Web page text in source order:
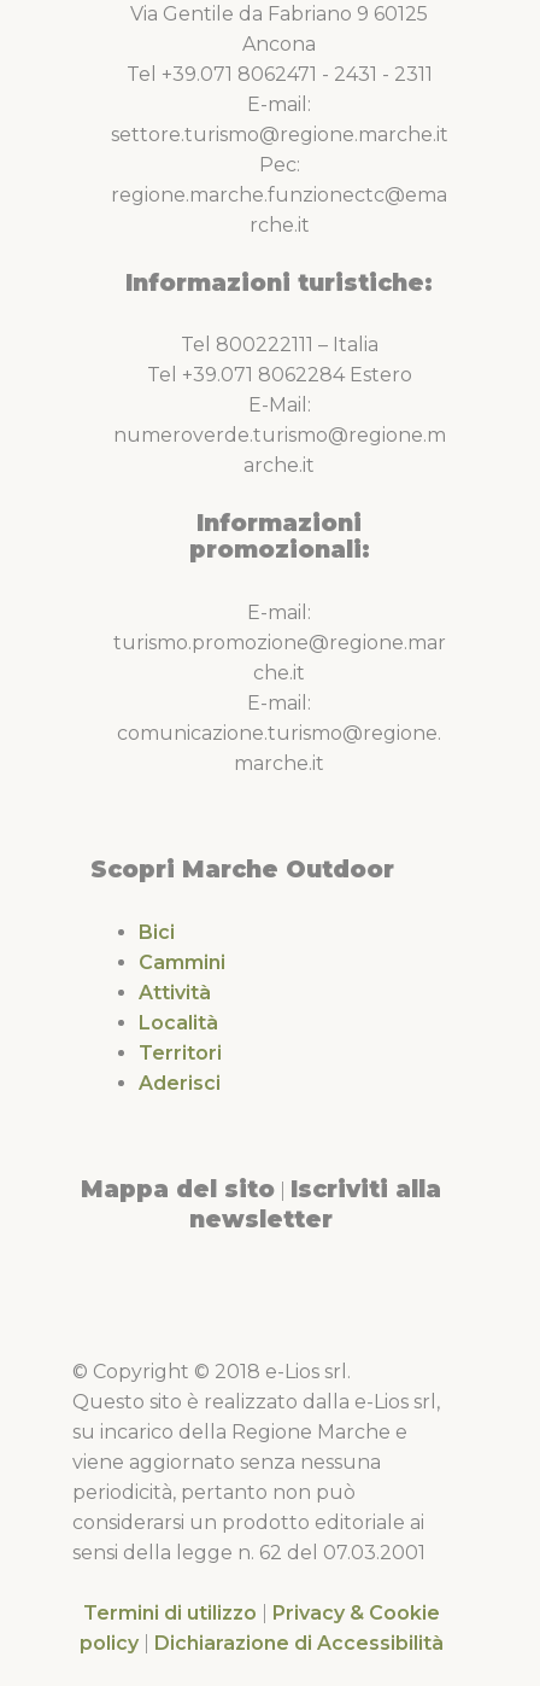
Via Gentile da Fabriano 9 60125
Ancona
Tel +39.071 8062471 - 2431 - 2311
E-mail:
settore.turismo@regione.marche.it
Pec:
regione.marche.funzionectc@ema
rche.it
Informazioni turistiche:
Tel 800222111 – Italia
Tel +39.071 8062284 Estero
E-Mail:
numeroverde.turismo@regione.m
arche.it
Informazioni
promozionali:
E-mail:
turismo.promozione@regione.mar
che.it
E-mail:
comunicazione.turismo@regione.
marche.it
Scopri Marche Outdoor
Bici
Cammini
Attività
Località
Territori
Aderisci
Mappa del sito Iscriviti alla
newsletter
© Copyright © 2018 e-Lios srl.
Questo sito è realizzato dalla e-Lios srl,
su incarico della Regione Marche e
viene aggiornato senza nessuna
periodicità, pertanto non può
considerarsi un prodotto editoriale ai
sensi della legge n. 62 del 07.03.2001
Termini di utilizzo
Privacy & Cookie
policy
Dichiarazione di Accessibilità